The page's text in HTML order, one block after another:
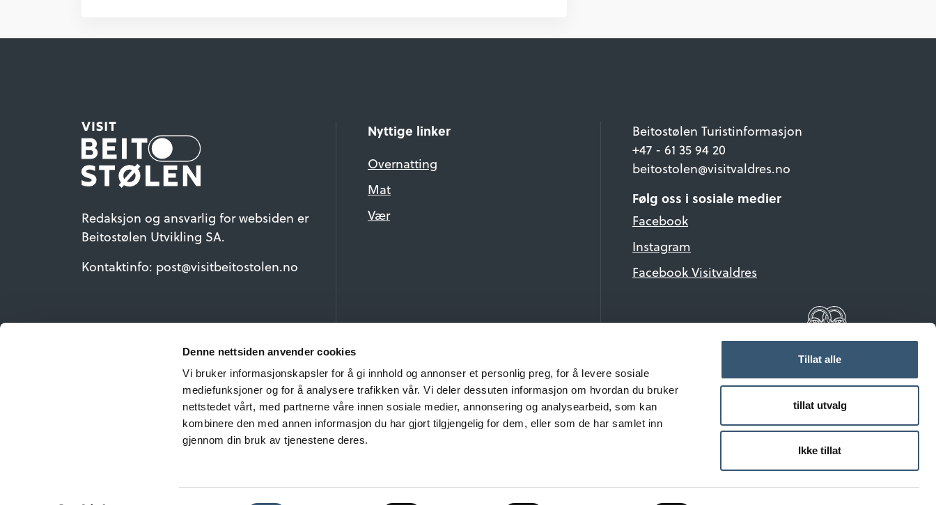
Denne nettsiden anvender cookies
Vi bruker informasjonskapsler for å gi innhold og annonser et personlig preg, for å levere sosiale
mediefunksjoner og for å analysere trafikken vår. Vi deler dessuten informasjon om hvordan du bruker
nettstedet vårt, med partnerne våre innen sosiale medier, annonsering og analysearbeid, som kan
kombinere den med annen informasjon du har gjort tilgjengelig for dem, eller som de har samlet inn
gjennom din bruk av tjenestene deres.
Tillat alle
tillat utvalg
Ikke tillat
Redaksjon og ansvarlig for websiden er
Beitostølen Utvikling SA.
Kontaktinfo: post@visitbeitostolen.no
Nyttige linker
Overnatting
Mat
Vær
Beitostølen Turistinformasjon
+47 - 61 35 94 20
beitostolen@visitvaldres.no
Følg oss i sosiale medier
Facebook
Instagram
Facebook Visitvaldres
©Copyright 2026 Beitostølen Fellesgoder AS og Visit Beitostølen. Kopiering av innhold er ikke tillatt uten avtale.